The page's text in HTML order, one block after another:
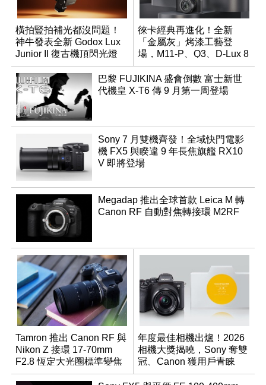
橫拍豎拍補光都沒問題！
神牛發表全新 Godox Lux
Junior II 復古機頂閃光燈
徠卡經典再進化！全新
「金屬灰」烤漆工藝登
場，M11-P、Q3、D-Lux 8
領銜換裝
巴黎 FUJIKINA 盛會倒數 富士新世
代機皇 X-T6 傳 9 月第一周登場
Sony 7 月雙機齊發！全域快門電影
機 FX5 與睽違 9 年長焦旗艦 RX10
V 即將登場
Megadap 推出全球首款 Leica M 轉
Canon RF 自動對焦轉接環 M2RF
Tamron 推出 Canon RF 與
Nikon Z 接環 17-70mm
F2.8 恆定大光圈標準變焦
鏡
年度最佳相機出爐！2026
相機大獎揭曉，Sony 奪雙
冠、Canon 獲用戶青睞